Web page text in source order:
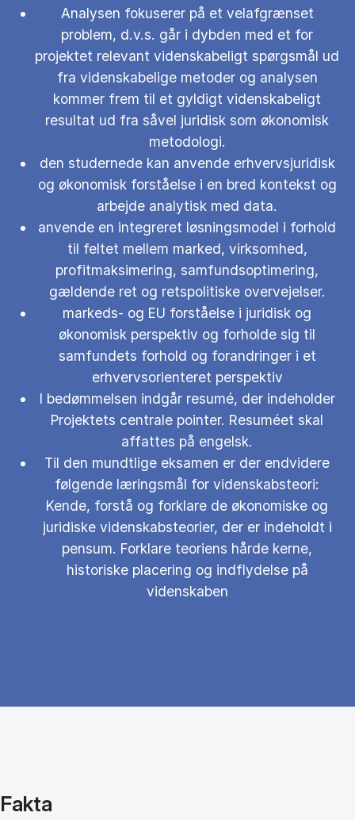
Analysen fokuserer på et velafgrænset
problem, d.v.s. går i dybden med et for
projektet relevant videnskabeligt spørgsmål ud
fra videnskabelige metoder og analysen
kommer frem til et gyldigt videnskabeligt
resultat ud fra såvel juridisk som økonomisk
metodologi.
den studernede kan anvende erhvervsjuridisk
og økonomisk forståelse i en bred kontekst og
arbejde analytisk med data.
anvende en integreret løsningsmodel i forhold
til feltet mellem marked, virksomhed,
profitmaksimering, samfundsoptimering,
gældende ret og retspolitiske overvejelser.
markeds- og EU forståelse i juridisk og
økonomisk perspektiv og forholde sig til
samfundets forhold og forandringer i et
erhvervsorienteret perspektiv
I bedømmelsen indgår resumé, der indeholder
Projektets centrale pointer. Resuméet skal
affattes på engelsk.
Til den mundtlige eksamen er der endvidere
følgende læringsmål for videnskabsteori:
Kende, forstå og forklare de økonomiske og
juridiske videnskabsteorier, der er indeholdt i
pensum. Forklare teoriens hårde kerne,
historiske placering og indflydelse på
videnskaben
Fakta